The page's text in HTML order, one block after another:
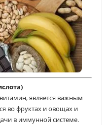
является важным
во фруктах и овощах и
в иммунной системе.